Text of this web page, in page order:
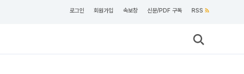
로그인 회원가입 속보창 신문/PDF 구독 RSS